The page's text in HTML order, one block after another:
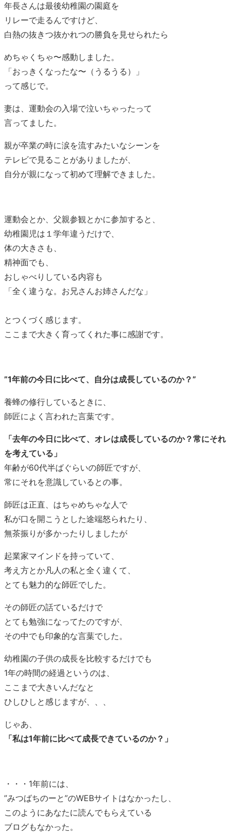
年長さんは最後幼稚園の園庭を
リレーで走るんですけど、
白熱の抜きつ抜かれつの勝負を見せられたら
めちゃくちゃ〜感動しました。
「おっきくなったな〜（うるうる）」
って感じで。
妻は、運動会の入場で泣いちゃったって
言ってました。
親が卒業の時に涙を流すみたいなシーンを
テレビで見ることがありましたが、
自分が親になって初めて理解できました。
運動会とか、父親参観とかに参加すると、
幼稚園児は１学年違うだけで、
体の大きさも、
精神面でも、
おしゃべりしている内容も
「全く違うな。お兄さんお姉さんだな」
とつくづく感じます。
ここまで大きく育ってくれた事に感謝です。
”1年前の今日に比べて、自分は成長しているのか？”
養蜂の修行しているときに、
師匠によく言われた言葉です。
「去年の今日に比べて、オレは成長しているのか？常にそれ
を考えている」
年齢が60代半ばぐらいの師匠ですが、
常にそれを意識しているとの事。
師匠は正直、はちゃめちゃな人で
私が口を開こうとした途端怒られたり、
無茶振りが多かったりしましたが
起業家マインドを持っていて、
考え方とか凡人の私と全く違くて、
とても魅力的な師匠でした。
その師匠の話ているだけで
とても勉強になってたのですが、
その中でも印象的な言葉でした。
幼稚園の子供の成長を比較するだけでも
1年の時間の経過というのは、
ここまで大きいんだなと
ひしひしと感じますが、、、
じゃあ、
「私は1年前に比べて成長できているのか？」
・・・1年前には、
”みつばちのーと”のWEBサイトはなかったし、
このようにあなたに読んでもらえている
ブログもなかった。